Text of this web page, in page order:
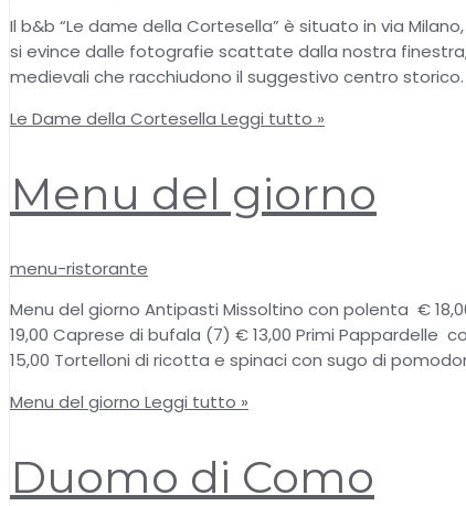
Il b&b “Le dame della Cortesella” è situato in via
si evince dalle fotografie scattate dalla nostra
medievali che racchiudono il suggestivo centro
Le Dame della Cortesella Leggi tutto »
Menu del giorno
menu-ristorante
Menu del giorno Antipasti Missoltino con polenta €
19,00 Caprese di bufala (7) € 13,00 Primi Pappardelle
15,00 Tortelloni di ricotta e spinaci con sugo di
Menu del giorno Leggi tutto »
Duomo di Como